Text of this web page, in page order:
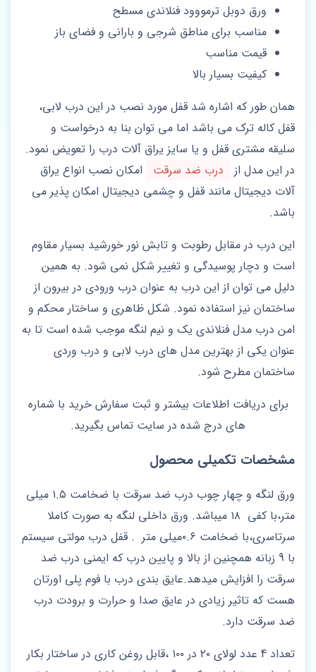
ورق دوبل ترمووود فنلاندی مسطح
مناسب برای مناطق شرجی و بارانی و فضای باز
قیمت مناسب
کیفیت بسیار بالا
همان طور که اشاره شد قفل مورد نصب در این درب لابی،
قفل کاله ترک می باشد اما می توان بنا به درخواست و
سلیقه مشتری قفل و یا سایز یراق آلات درب را تعویض نمود.
در این مدل از
درب ضد سرقت
امکان نصب انواع یراق
آلات دیجیتال مانند قفل و چشمی دیجیتال امکان پذیر می
باشد.
این درب در مقابل رطوبت و تابش نور خورشید بسیار مقاوم
است و دچار پوسیدگی و تغییر شکل نمی شود. به همین
دلیل می توان از این درب به عنوان درب ورودی در بیرون از
ساختمان نیز استفاده نمود. شکل ظاهری و ساختار محکم و
امن درب مدل فنلاندی یک و نیم لنگه موجب شده است تا به
عنوان یکی از بهترین مدل های درب لابی و درب وردی
ساختمان مطرح شود.
برای دریافت اطلاعات بیشتر و ثبت سفارش خرید با شماره
های درج شده در سایت تماس بگیرید.
مشخصات تکمیلی محصول
ورق لنگه و چهار چوب درب ضد سرقت با ضخامت ۱.۵ میلی
متر،با کفی ۱۸ میباشد. ورق داخلی لنگه به صورت کاملا
سرتاسری،با ضخامت ۰.۶میلی متر . قفل درب مولتی سیستم
با 9 زبانه همچنین از بالا و پایین درب که ایمنی درب ضد
سرقت را افزایش میدهد.عایق بندی درب با فوم پلی اورتان
هست که تاثیر زیادی در عایق صدا و حرارت و برودت درب
ضد سرقت دارد.
تعداد 4 عدد لولای ۲۰ در ۱۰۰ ،قابل روغن کاری در ساختار بکار